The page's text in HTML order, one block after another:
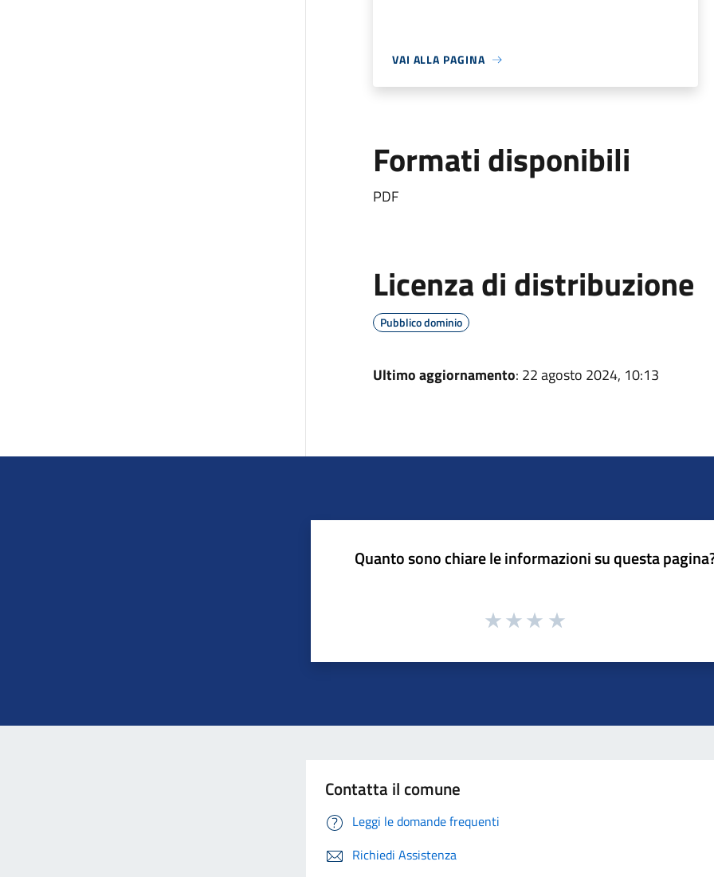
VAI ALLA PAGINA
Formati disponibili
PDF
Licenza di distribuzione
Pubblico dominio
Ultimo aggiornamento: 22 agosto 2024, 10:13
Quanto sono chiare le informazioni su questa
Contatta il comune
Leggi le domande frequenti
Richiedi Assistenza